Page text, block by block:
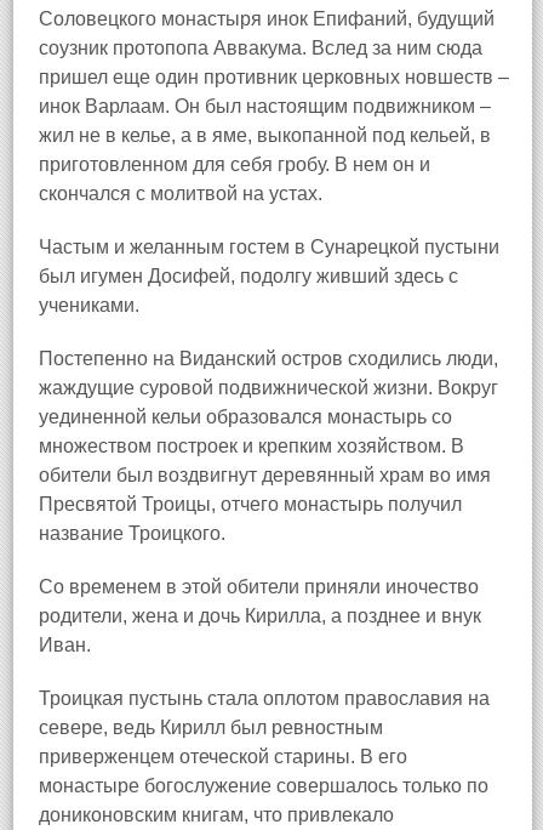
Соловецкого монастыря инок Епифаний, будущий
соузник протопопа Аввакума. Вслед за ним сюда
пришел еще один противник церковных новшеств –
инок Варлаам. Он был настоящим подвижником –
жил не в келье, а в яме, выкопанной под кельей, в
приготовленном для себя гробу. В нем он и
скончался с молитвой на устах.
Частым и желанным гостем в Сунарецкой пустыни
был игумен Досифей, подолгу живший здесь с
учениками.
Постепенно на Виданский остров сходились люди,
жаждущие суровой подвижнической жизни. Вокруг
уединенной кельи образовался монастырь со
множеством построек и крепким хозяйством. В
обители был воздвигнут деревянный храм во имя
Пресвятой Троицы, отчего монастырь получил
название Троицкого.
Со временем в этой обители приняли иночество
родители, жена и дочь Кирилла, а позднее и внук
Иван.
Троицкая пустынь стала оплотом православия на
севере, ведь Кирилл был ревностным
приверженцем отеческой старины. В его
монастыре богослужение совершалось только по
дониконовским книгам, что привлекало